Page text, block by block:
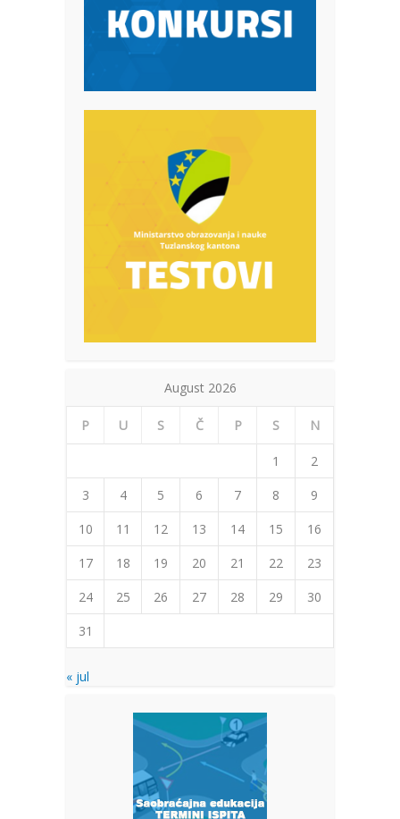
August 2026
P U S Č P S N
1
2
3
4 5 6 7 8
9
10
11 12 13 14 15
16
17
18 19 20 21 22
23
24
25 26 27 28 29
30
31
« jul